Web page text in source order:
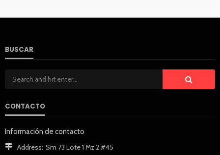
BUSCAR
CONTACTO
Información de contacto
Address: Sm 73 Lote 1 Mz 2 #45